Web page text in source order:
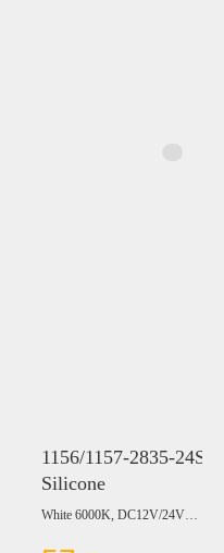
1156/1157-2835-
Silicone
White 6000K, DC12V/24V